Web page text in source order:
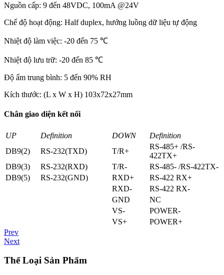
Nguồn cấp: 9 đến 48VDC, 100mA @24V
Chế độ hoạt động: Half duplex, hướng luồng dữ liệu tự động
Nhiệt độ làm việc: -20 đến 75 ℃
Nhiệt độ lưu trữ: -20 đến 85 ℃
Độ ẩm trung bình: 5 đến 90% RH
Kích thước: (L x W x H) 103x72x27mm
Chân giao diện kết nối
UP Definition DOWN
Definition
DB9(2)
RS-232(TXD) T/R+
RS-485+ /RS-
422TX+
DB9(3)
RS-232(RXD) T/R-
RS-485- /RS-422TX-
DB9(5)
RS-232(GND) RXD+
RS-422 RX+
RXD-
RS-422 RX-
GND
NC
VS-
POWER-
VS+
POWER+
Prev
Next
Thể Loại Sản Phẩm